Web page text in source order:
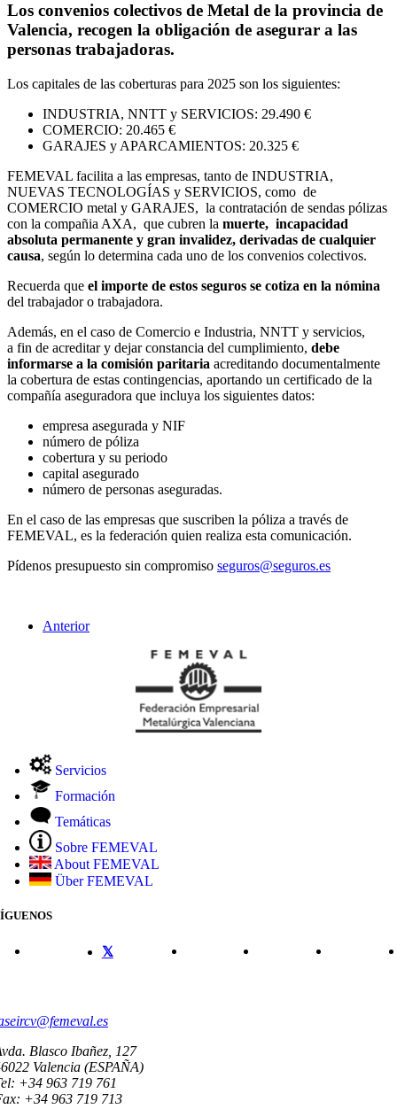
Los convenios colectivos de Metal de la provincia de
Valencia, recogen la obligación de asegurar a las
personas trabajadoras.
Los capitales de las coberturas para 2025 son los siguientes:
INDUSTRIA, NNTT y SERVICIOS: 29.490 €
COMERCIO: 20.465 €
GARAJES y APARCAMIENTOS: 20.325 €
FEMEVAL facilita a las empresas, tanto de INDUSTRIA,
NUEVAS TECNOLOGÍAS y SERVICIOS, como de
COMERCIO metal y GARAJES, la contratación de sendas pólizas
con la compañia AXA, que cubren la muerte, incapacidad
absoluta permanente y gran invalidez, derivadas de cualquier
causa, según lo determina cada uno de los convenios colectivos.
Recuerda que el importe de estos seguros se cotiza en la nómina
del trabajador o trabajadora.
Además, en el caso de Comercio e Industria, NNTT y servicios,
a fin de acreditar y dejar constancia del cumplimiento, debe
informarse a la comisión paritaria acreditando documentalmente
la cobertura de estas contingencias, aportando un certificado de la
compañía aseguradora que incluya los siguientes datos:
empresa asegurada y NIF
número de póliza
cobertura y su periodo
capital asegurado
número de personas aseguradas.
En el caso de las empresas que suscriben la póliza a través de
FEMEVAL, es la federación quien realiza esta comunicación.
Pídenos presupuesto sin compromiso seguros@seguros.es
Anterior
Servicios
Formación
Temáticas
Sobre FEMEVAL
About FEMEVAL
Über FEMEVAL
Blasco Ibañez, 127
Valencia (ESPAÑA)
+34 963 719 761
+34 963 719 713